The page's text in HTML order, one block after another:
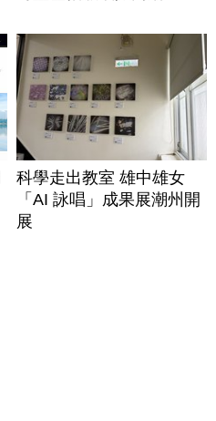
科學走出教室 雄中雄女
「AI 詠唱」成果展潮州開
展